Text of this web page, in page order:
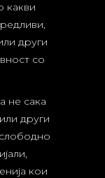
какви
други
со
не сака
други
кои